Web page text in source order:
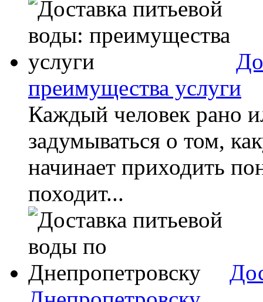
преимущества услуги
Каждый человек рано
задумываться о том,
начинает приходить
походит...